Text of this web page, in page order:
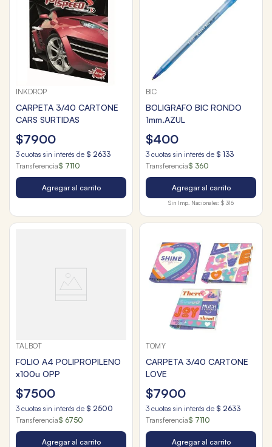
INKDROP
CARPETA 3/40 CARTONE
CARS SURTIDAS
$7900
3 cuotas sin interés de $ 2633
Transferencia$ 7110
Agregar al carrito
BIC
BOLIGRAFO BIC RONDO
1mm.AZUL
$400
3 cuotas sin interés de $ 133
Transferencia$ 360
Agregar al carrito
Sin Imp. Nacionales: $ 316
TALBOT
FOLIO A4 POLIPROPILENO
x100u OPP
$7500
3 cuotas sin interés de $ 2500
Transferencia$ 6750
Agregar al carrito
TOMY
CARPETA 3/40 CARTONE
LOVE
$7900
3 cuotas sin interés de $ 2633
Transferencia$ 7110
Agregar al carrito